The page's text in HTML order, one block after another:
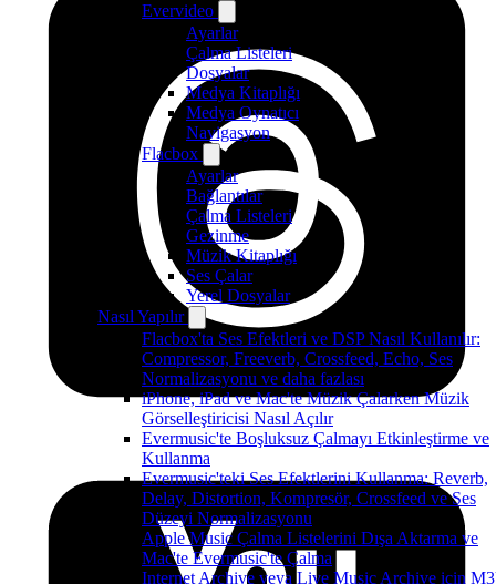
Evervideo
Ayarlar
Çalma Listeleri
Dosyalar
Medya Kitaplığı
Medya Oynatıcı
Navigasyon
Flacbox
Ayarlar
Bağlantılar
Çalma Listeleri
Gezinme
Müzik Kitaplığı
Ses Çalar
Yerel Dosyalar
Nasıl Yapılır
Flacbox'ta Ses Efektleri ve DSP Nasıl Kullanılır:
Compressor, Freeverb, Crossfeed, Echo, Ses
Normalizasyonu ve daha fazlası
iPhone, iPad ve Mac'te Müzik Çalarken Müzik
Görselleştiricisi Nasıl Açılır
Evermusic'te Boşluksuz Çalmayı Etkinleştirme ve
Kullanma
Evermusic'teki Ses Efektlerini Kullanma: Reverb,
Delay, Distortion, Kompresör, Crossfeed ve Ses
Düzeyi Normalizasyonu
Apple Music Çalma Listelerini Dışa Aktarma ve
Mac'te Evermusic'te Çalma
Internet Archive veya Live Music Archive için